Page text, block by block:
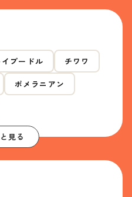
イプードル チワワ
ポメラニアン
見る